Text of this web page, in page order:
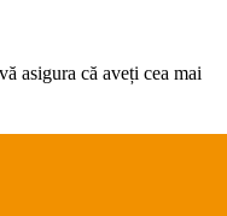
asigura că aveți cea mai